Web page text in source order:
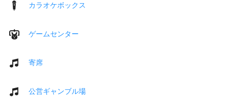
カラオケボックス
ゲームセンター
寄席
公営ギャンブル場